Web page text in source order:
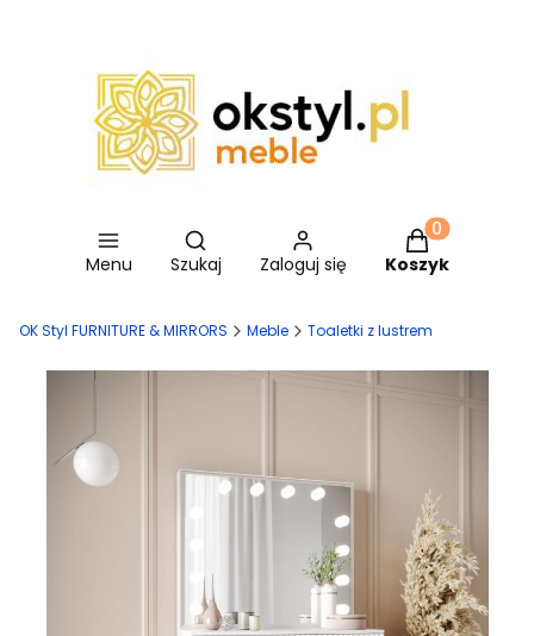
Menu
Otwórz wyszukiwarkę
Szukaj Zaloguj się
Produkty w
Koszyk
OK Styl FURNITURE & MIRRORS Meble Toaletki z lustrem